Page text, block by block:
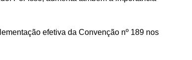
efetiva da Convenção nº 189 nos